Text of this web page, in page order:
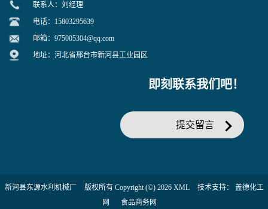
联系人：刘经理
电话：15803295639
邮箱： 975005304@qq.com
地址：河北省邢台市新河县工业园区
即刻联系我们吧！
提交留言
新河县东源水利机械厂 版权所有 Copyright (©) 2026 XML 技术支持： 盖德化工
网
食品商务网